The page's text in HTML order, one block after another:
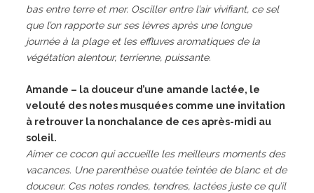
bas entre terre et mer. Osciller entre l’air vivifiant, ce sel
que l’on rapporte sur ses lèvres après une longue
journée à la plage et les effluves aromatiques de la
végétation alentour, terrienne, puissante.
Amande – la douceur d’une amande lactée, le
velouté des notes musquées comme une invitation
à retrouver la nonchalance de ces après-midi au
soleil.
Aimer ce cocon qui accueille les meilleurs moments des
vacances. Une parenthèse ouatée teintée de blanc et de
douceur. Ces notes rondes, tendres, lactées juste ce qu’il